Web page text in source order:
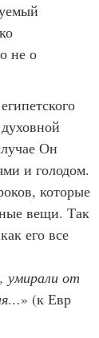
не о
Он
и голодом.
которые
вещи. Так
его все
умирали от
» (к Евр